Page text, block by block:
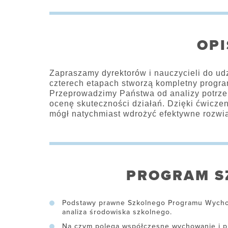
Zapraszamy dyrektorów i nauczycieli do
czterech etapach stworzą kompletny
Przeprowadzimy Państwa od analizy
ocenę skuteczności działań. Dzięki
mógł natychmiast wdrożyć efektywne
PROGRAM
Podstawy prawne Szkolnego Programu
analiza środowiska szkolnego.
Na czym polega współczesne wychowanie i